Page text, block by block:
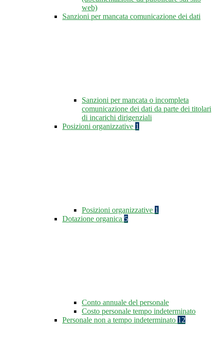
web)
Sanzioni per mancata comunicazione dei dati
Sanzioni per mancata o incompleta
comunicazione dei dati da parte dei titolari
di incarichi dirigenziali
Posizioni organizzative 1
Posizioni organizzative 1
Dotazione organica 5
Conto annuale del personale
Costo personale tempo indeterminato
Personale non a tempo indeterminato 12